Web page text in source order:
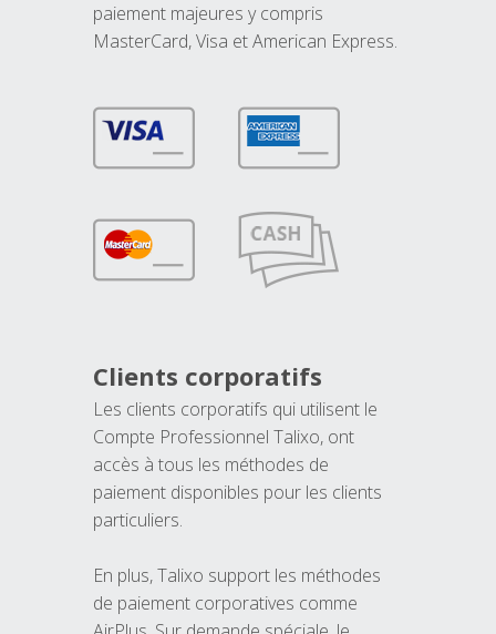
paiement majeures y compris
MasterCard, Visa et American Express.
Clients corporatifs
Les clients corporatifs qui utilisent le
Compte Professionnel Talixo, ont
accès à tous les méthodes de
paiement disponibles pour les clients
particuliers.
En plus, Talixo support les méthodes
de paiement corporatives comme